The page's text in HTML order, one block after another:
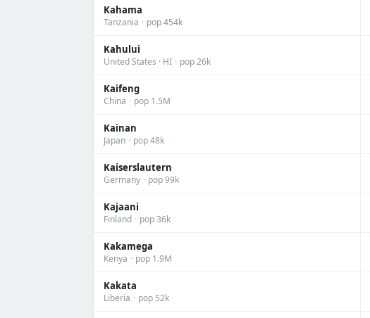
Kahama
Tanzania · pop 454k
Kahului
United States · HI · pop 26k
Kaifeng
China · pop 1.5M
Kainan
Japan · pop 48k
Kaiserslautern
Germany · pop 99k
Kajaani
Finland · pop 36k
Kakamega
Kenya · pop 1.9M
Kakata
Liberia · pop 52k